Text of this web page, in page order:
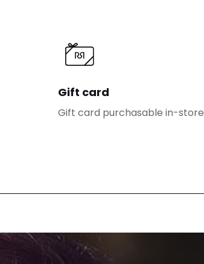
Gift card
Gift card purchasable in-store